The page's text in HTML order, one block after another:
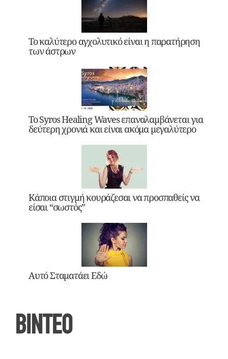
Το καλύτερο αγχολυτικό είναι η παρατήρηση
των άστρων
Το Syros Healing Waves επαναλαμβάνεται για
δεύτερη χρονιά και είναι ακόμα μεγαλύτερο
Κάποια στιγμή κουράζεσαι να προσπαθείς να
είσαι “σωστός”
Αυτό Σταματάει Εδώ
ΒΙΝΤΕΟ